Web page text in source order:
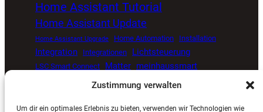
Zustimmung verwalten
Um dir ein optimales Erlebnis zu bieten, verwenden wir Technologien wie
Home Assistant Tutorial
Home Assistant Update
Home Assistant Upgrade Home Automation Installation
Integration Integrationen Lichtsteuerung
LSC Smart Connect Matter meinhaussmart
open source smart home Proxmox